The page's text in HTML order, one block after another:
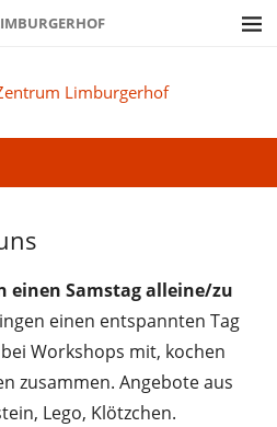
einen Samstag alleine/zu
einen entspannten Tag
Workshops mit, kochen
zusammen. Angebote aus
Lego, Klötzchen.